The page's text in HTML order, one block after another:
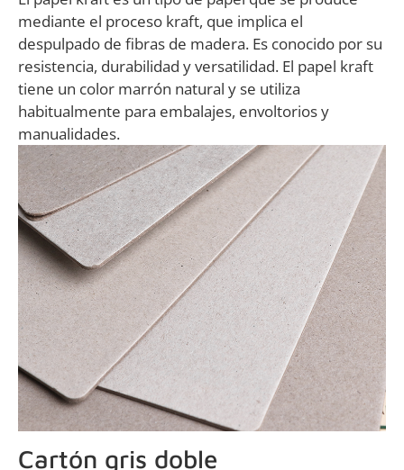
mediante el proceso kraft, que implica el
despulpado de fibras de madera. Es conocido por su
resistencia, durabilidad y versatilidad. El papel kraft
tiene un color marrón natural y se utiliza
habitualmente para embalajes, envoltorios y
manualidades.
Cartón gris doble